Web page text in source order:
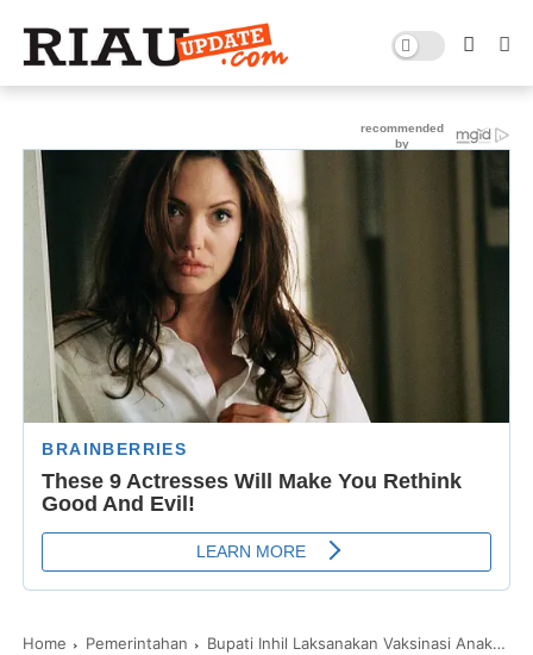
Home Pemerintahan Bupati Inhil Laksanakan Vaksinasi Anak Secara Serentak